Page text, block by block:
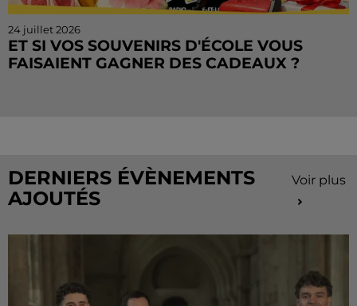
24 juillet 2026
ET SI VOS SOUVENIRS D'ÉCOLE VOUS
FAISAIENT GAGNER DES CADEAUX ?
DERNIERS ÉVÈNEMENTS
AJOUTÉS
Voir plus